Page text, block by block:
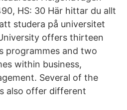
HS: 30 Här hittar du allt
studera på universitet
offers thirteen
programmes and two
within business,
Several of the
also offer different